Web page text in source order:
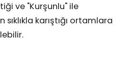
ve "Kurşunlu" ile
sıklıkla karıştığı ortamlara